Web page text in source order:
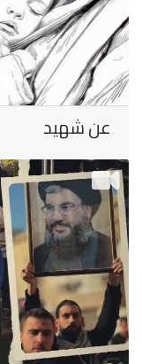
عن شهيد